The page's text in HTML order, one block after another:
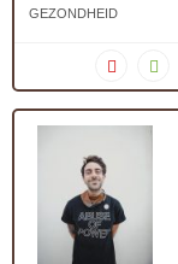
GEZONDHEID